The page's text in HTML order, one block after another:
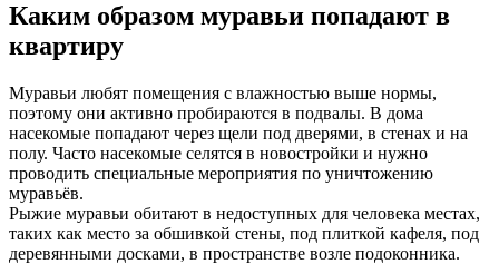
Каким образом муравьи попадают в
квартиру
Муравьи любят помещения с влажностью выше нормы,
поэтому они активно пробираются в подвалы. В дома
насекомые попадают через щели под дверями, в стенах и на
полу. Часто насекомые селятся в новостройки и нужно
проводить специальные мероприятия по уничтожению
муравьёв.
Рыжие муравьи обитают в недоступных для человека местах,
таких как место за обшивкой стены, под плиткой кафеля, под
деревянными досками, в пространстве возле подоконника.